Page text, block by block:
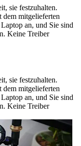
sie festzuhalten.
mitgelieferten
an, und Sie sind
Keine Treiber
sie festzuhalten.
mitgelieferten
an, und Sie sind
Keine Treiber